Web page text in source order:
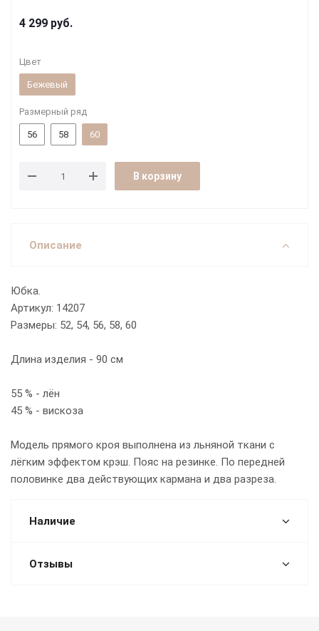
4 299 руб.
Цвет
Бежевый
Размерный ряд
56 58 60
В корзину
Описание
Юбка.
Артикул: 14207
Размеры: 52, 54, 56, 58, 60
Длина изделия - 90 см
55 % - лён
45 % - вискоза
Модель прямого кроя выполнена из льняной ткани с
лёгким эффектом крэш. Пояс на резинке. По передней
половинке два действующих кармана и два разреза.
Наличие
Отзывы